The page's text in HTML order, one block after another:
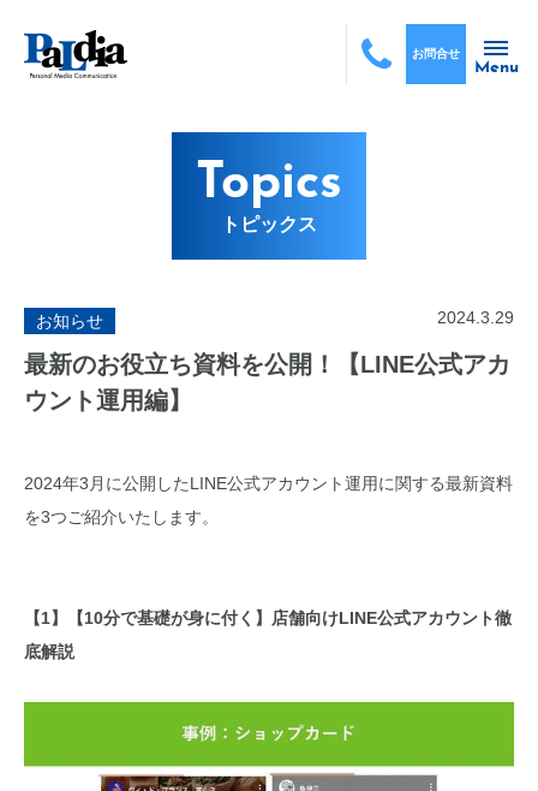
Menu
お問合せ
Topics
トピックス
お知らせ 2024.3.29
最新のお役立ち資料を公開！【LINE公式アカ
ウント運用編】
2024年3月に公開したLINE公式アカウント運用に関する最新資料
を3つご紹介いたします。
【1】【10分で基礎が身に付く】店舗向けLINE公式アカウント徹
底解説